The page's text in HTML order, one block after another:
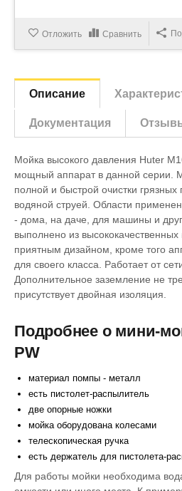
Отложить Сравнить
Описание
Документация
Мойка высокого давления Huter
мощный аппарат в данной серии.
полной и быстрой очистки грязных
водяной струей. Области
- дома, на даче, для машины и
выполнено из
приятным дизайном, кроме того
для своего класса. Работает от
Дополнительное заземление не
присутствует двойная изоляция.
Подробнее о мини-
PW
материал помпы - металл
есть пистолет-распылитель
две опорные ножки
мойка оборудована колесами
телескопическая ручка
есть держатель для пистолета-
Для работы мойки необходима